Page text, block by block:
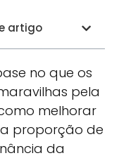
artigo
no que os
pela
melhorar
proporção de
da